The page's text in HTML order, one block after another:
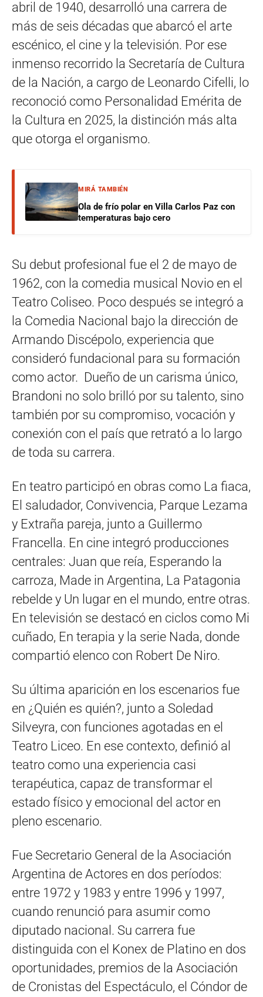
abril de 1940, desarrolló una carrera de
más de seis décadas que abarcó el arte
escénico, el cine y la televisión. Por ese
inmenso recorrido la Secretaría de Cultura
de la Nación, a cargo de Leonardo Cifelli, lo
reconoció como Personalidad Emérita de
la Cultura en 2025, la distinción más alta
que otorga el organismo.
MIRÁ TAMBIÉN
Ola de frío polar en Villa Carlos Paz con
temperaturas bajo cero
Su debut profesional fue el 2 de mayo de
1962, con la comedia musical Novio en el
Teatro Coliseo. Poco después se integró a
la Comedia Nacional bajo la dirección de
Armando Discépolo, experiencia que
consideró fundacional para su formación
como actor. Dueño de un carisma único,
Brandoni no solo brilló por su talento, sino
también por su compromiso, vocación y
conexión con el país que retrató a lo largo
de toda su carrera.
En teatro participó en obras como La fiaca,
El saludador, Convivencia, Parque Lezama
y Extraña pareja, junto a Guillermo
Francella. En cine integró producciones
centrales: Juan que reía, Esperando la
carroza, Made in Argentina, La Patagonia
rebelde y Un lugar en el mundo, entre otras.
En televisión se destacó en ciclos como Mi
cuñado, En terapia y la serie Nada, donde
compartió elenco con Robert De Niro.
Su última aparición en los escenarios fue
en ¿Quién es quién?, junto a Soledad
Silveyra, con funciones agotadas en el
Teatro Liceo. En ese contexto, definió al
teatro como una experiencia casi
terapéutica, capaz de transformar el
estado físico y emocional del actor en
pleno escenario.
Fue Secretario General de la Asociación
Argentina de Actores en dos períodos:
entre 1972 y 1983 y entre 1996 y 1997,
cuando renunció para asumir como
diputado nacional. Su carrera fue
distinguida con el Konex de Platino en dos
oportunidades, premios de la Asociación
de Cronistas del Espectáculo, el Cóndor de